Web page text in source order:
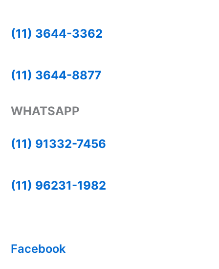
(11) 3644-3362
(11) 3644-8877
WHATSAPP
(11) 91332-7456
(11) 96231-1982
Facebook